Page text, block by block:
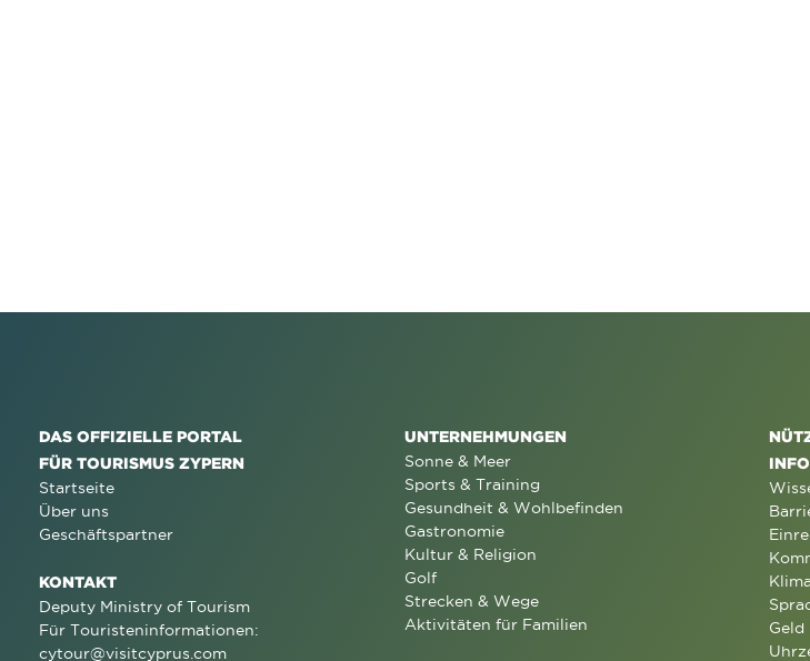
DAS OFFIZIELLE PORTAL
FÜR TOURISMUS ZYPERN
Startseite
Über uns
Geschäftspartner
KONTAKT
Deputy Ministry of Tourism
Für Touristeninformationen:
cytour@visitcyprus.com
UNTERNEHMUNGEN
Sonne & Meer
Sports & Training
Gesundheit & Wohlbefinden
Gastronomie
Kultur & Religion
Golf
Strecken & Wege
Aktivitäten für Familien
Geld